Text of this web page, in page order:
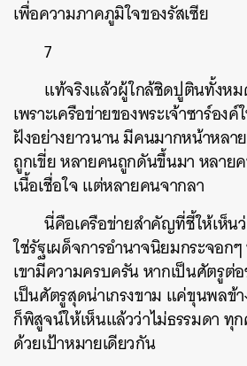
เพื่อความภาคภูมิใจของรัสเซีย
7
แท้จริงแล้วผู้ใกล้ชิดปูตินทั้งห
เพราะเครือข่ายของพระเจ้าซาร์อง
ฝังอย่างยาวนาน มีคนมากหน้าหลา
ถูกเขี่ย หลายคนถูกดันขึ้นมา หลาย
เนื้อเชื่อใจ แต่หลายคนจากลา
นี่คือเครือข่ายสำคัญที่ชี้ให้เห็น
ใช่รัฐเผด็จการอำนาจนิยมกระจอ
เขามีความครบครัน หากเป็นศัตรูต่
เป็นศัตรูสุดน่าเกรงขาม แค่ขุนพลข้
ก็พิสูจน์ให้เห็นแล้วว่าไม่ธรรมดา ทุ
ด้วยเป้าหมายเดียวกัน